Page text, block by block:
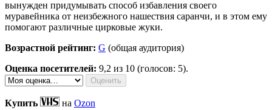
вынужден придумывать способ избавления своего
муравейника от неизбежного нашествия саранчи, и в этом ему
помогают различные цирковые жуки.
Возрастной рейтинг: G (общая аудитория)
Оценка посетителей: 9,2 из 10 (голосов: 5).
Купить на Ozon